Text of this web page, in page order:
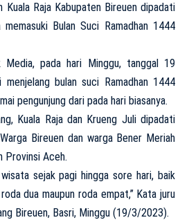
Kuala Raja Kabupaten Bireuen dipadati
Bulan Suci Ramadhan 1444
Media, pada hari Minggu, tanggal 19
bulan suci Ramadhan 1444
pengunjung dari pada hari biasanya.
Kuala Raja dan Krueng Juli dipadati
Bireuen dan warga Bener Meriah
Provinsi Aceh.
sejak pagi hingga sore hari, baik
dua maupun roda empat,” Kata juru
Bireuen, Basri, Minggu (19/3/2023).